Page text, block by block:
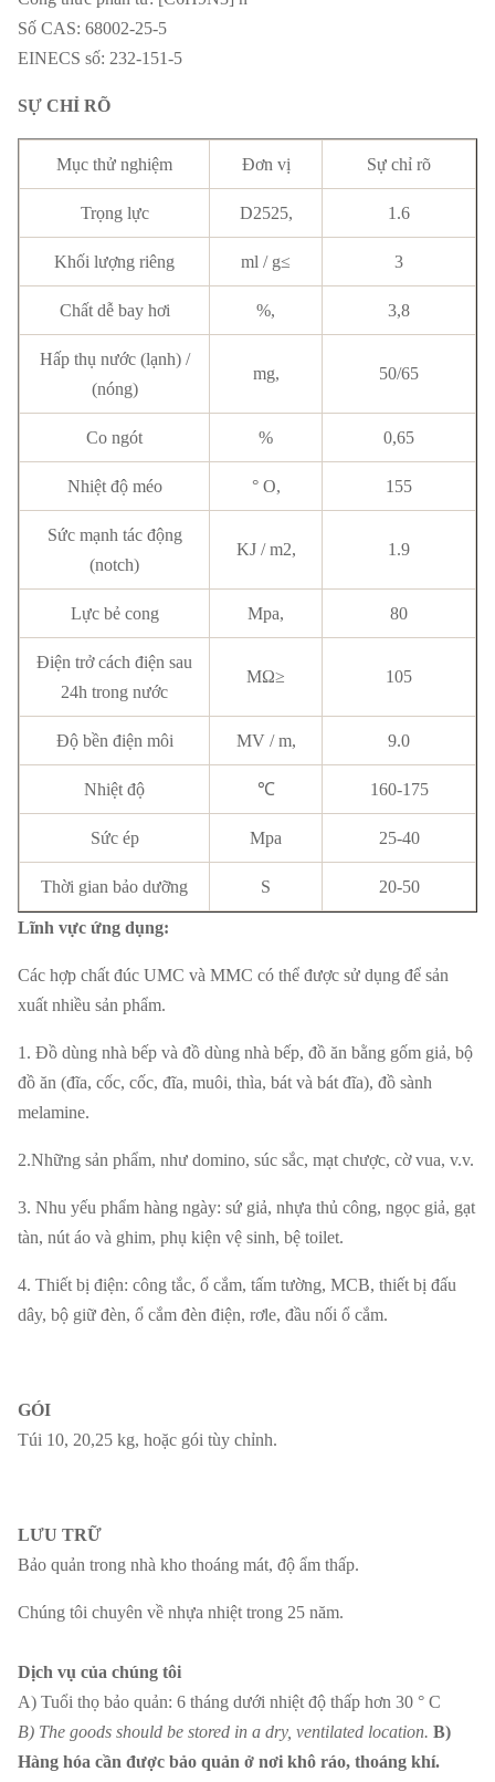
Số CAS: 68002-25-5
EINECS số: 232-151-5
SỰ CHỈ RÕ
Mục thử nghiệm Đơn vị Sự chỉ rõ
Trọng lực D2525, 1.6
Khối lượng riêng ml / g≤ 3
Chất dễ bay hơi %, 3,8
Hấp thụ nước (lạnh) /
(nóng)
mg, 50/65
Co ngót % 0,65
Nhiệt độ méo ° O, 155
Sức mạnh tác động
(notch)
KJ / m2, 1.9
Lực bẻ cong Mpa, 80
Điện trở cách điện sau
24h trong nước
MΩ≥ 105
Độ bền điện môi MV / m, 9.0
Nhiệt độ ℃ 160-175
Sức ép Mpa 25-40
Thời gian bảo dưỡng S 20-50
Lĩnh vực ứng dụng:
Các hợp chất đúc UMC và MMC có thể được sử dụng để sản
xuất nhiều sản phẩm.
1. Đồ dùng nhà bếp và đồ dùng nhà bếp, đồ ăn bằng gốm giả, bộ
đồ ăn (đĩa, cốc, cốc, đĩa, muôi, thìa, bát và bát đĩa), đồ sành
melamine.
2.Những sản phẩm, như domino, súc sắc, mạt chược, cờ vua, v.v.
3. Nhu yếu phẩm hàng ngày: sứ giả, nhựa thủ công, ngọc giả, gạt
tàn, nút áo và ghim, phụ kiện vệ sinh, bệ toilet.
4. Thiết bị điện: công tắc, ổ cắm, tấm tường, MCB, thiết bị đấu
dây, bộ giữ đèn, ổ cắm đèn điện, rơle, đầu nối ổ cắm.
GÓI
Túi 10, 20,25 kg, hoặc gói tùy chỉnh.
LƯU TRỮ
Bảo quản trong nhà kho thoáng mát, độ ẩm thấp.
Chúng tôi chuyên về nhựa nhiệt trong 25 năm.
Dịch vụ của chúng tôi
A) Tuổi thọ bảo quản: 6 tháng dưới nhiệt độ thấp hơn 30 ° C
B) The goods should be stored in a dry, ventilated location. B)
Hàng hóa cần được bảo quản ở nơi khô ráo, thoáng khí.